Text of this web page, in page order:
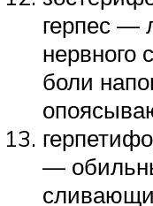
герпес —
нервного
боли
—